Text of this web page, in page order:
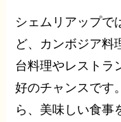
シェムリアップで
ど、カンボジア料
台料理やレストラ
好のチャンスです
ら、美味しい食事